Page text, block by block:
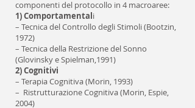
componenti del protocollo in 4 macroaree:
1) Comportamentali
– Tecnica del Controllo degli Stimoli (Bootzin,
1972)
– Tecnica della Restrizione del Sonno
(Glovinsky e Spielman,1991)
2) Cognitivi
– Terapia Cognitiva (Morin, 1993)
– Ristrutturazione Cognitiva (Morin, Espie,
2004)